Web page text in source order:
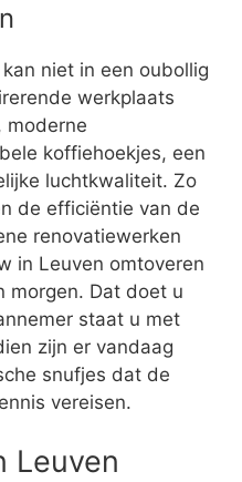
kan niet in een oubollig
werkplaats
moderne
koffiehoekjes, een
luchtkwaliteit. Zo
de efficiëntie van de
renovatiewerken
in Leuven omtoveren
morgen. Dat doet u
staat u met
zijn er vandaag
snufjes dat de
vereisen.
Leuven